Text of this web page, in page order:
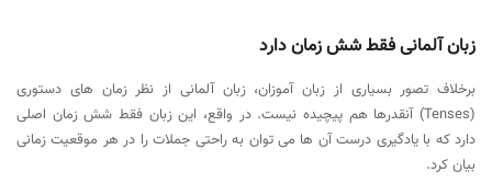
زبان آلمانی فقط شش زمان دارد
برخلاف تصور بسیاری از زبان آموزان، زبان آلمانی از نظر زمان های دستوری
(Tenses) آنقدرها هم پیچیده نیست. در واقع، این زبان فقط شش زمان اصلی
دارد که با یادگیری درست آن ها می توان به راحتی جملات را در هر موقعیت زمانی
بیان کرد.